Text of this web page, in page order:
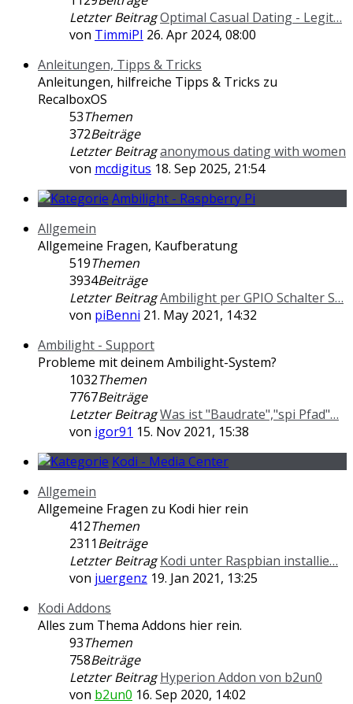
Letzter BeitragOptimal Сasual Dating - Legit…
von TimmiPI 26. Apr 2024, 08:00
Anleitungen, Tipps & Tricks
Anleitungen, hilfreiche Tipps & Tricks zu
RecalboxOS
53Themen
372Beiträge
Letzter Beitraganonymous dating with women
von mcdigitus 18. Sep 2025, 21:54
Ambilight - Raspberry Pi
Allgemein
Allgemeine Fragen, Kaufberatung
519Themen
3934Beiträge
Letzter BeitragAmbilight per GPIO Schalter S…
von piBenni 21. May 2021, 14:32
Ambilight - Support
Probleme mit deinem Ambilight-System?
1032Themen
7767Beiträge
Letzter BeitragWas ist "Baudrate","spi Pfad"…
von igor91 15. Nov 2021, 15:38
Kodi - Media Center
Allgemein
Allgemeine Fragen zu Kodi hier rein
412Themen
2311Beiträge
Letzter Beitrag Kodi unter Raspbian installie…
von juergenz 19. Jan 2021, 13:25
Kodi Addons
Alles zum Thema Addons hier rein.
93Themen
758Beiträge
Letzter Beitrag Hyperion Addon von b2un0
von b2un0 16. Sep 2020, 14:02